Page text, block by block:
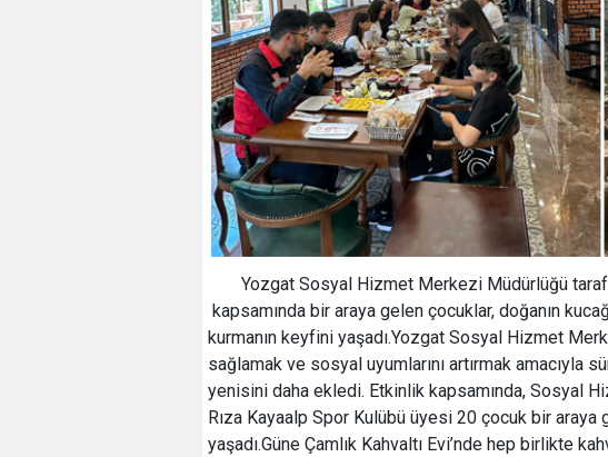
Yozgat Sosyal Hizmet Merkezi Müdürlüğü
kapsamında bir araya gelen çocuklar, doğanın
kurmanın keyfini yaşadı.Yozgat Sosyal Hizmet
sağlamak ve sosyal uyumlarını artırmak
yenisini daha ekledi. Etkinlik kapsamında, Sosyal
Rıza Kayaalp Spor Kulübü üyesi 20 çocuk bir
yaşadı.Güne Çamlık Kahvaltı Evi’nde hep birlikte